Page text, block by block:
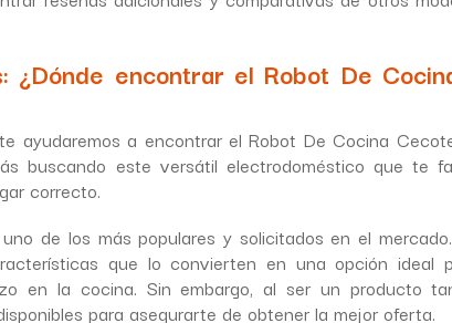
¿Dónde encontrar el Robot De
ayudaremos a encontrar el Robot De Cocina
buscando este versátil electrodoméstico que te
correcto.
de los más populares y solicitados en el
que lo convierten en una opción ideal
en la cocina. Sin embargo, al ser un producto
para asegurarte de obtener la mejor oferta.